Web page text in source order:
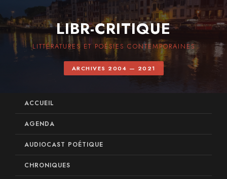
LIBR-CRITIQUE
LITTÉRATURES ET POÉSIES CONTEMPORAINES
ARCHIVES 2004 — 2021
ACCUEIL
AGENDA
AUDIOCAST POÉTIQUE
CHRONIQUES